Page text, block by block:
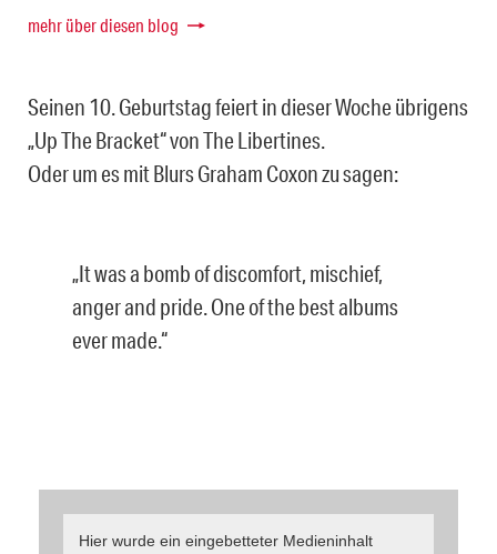
mehr über diesen blog
Seinen 10. Geburtstag feiert in dieser Woche übrigens
„Up The Bracket“ von The Libertines.
Oder um es mit Blurs Graham Coxon zu sagen:
„It was a bomb of discomfort, mischief,
anger and pride. One of the best albums
ever made.“
Hier wurde ein eingebetteter Medieninhalt